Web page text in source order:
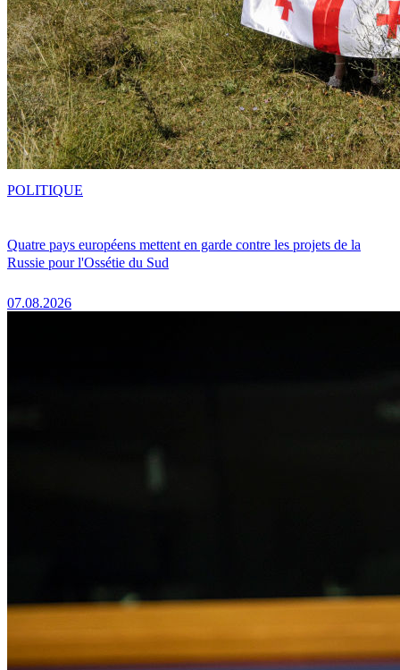
Quatre pays européens mettent en garde contre les projets de la
Russie pour l'Ossétie du Sud
07.08.2026
POLITIQUE